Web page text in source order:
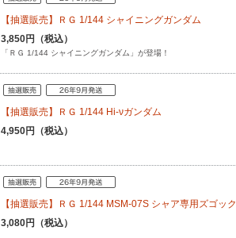
【抽選販売】ＲＧ 1/144 シャイニングガンダム
3,850円（税込）
「ＲＧ 1/144 シャイニングガンダム」が登場！
【抽選販売】ＲＧ 1/144 Hi-νガンダム
4,950円（税込）
【抽選販売】ＲＧ 1/144 MSM-07S シャア専用ズゴック
3,080円（税込）